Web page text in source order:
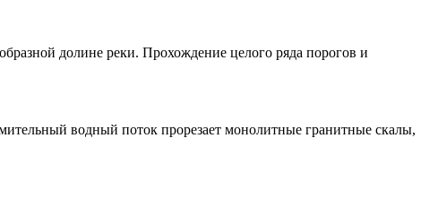
долине реки. Прохождение целого ряда порогов и
водный поток прорезает монолитные гранитные скалы,